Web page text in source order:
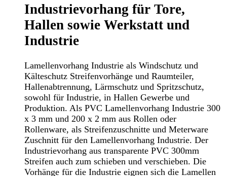
Industrievorhang für Tore,
Hallen sowie Werkstatt und
Industrie
Lamellenvorhang Industrie als Windschutz und
Kälteschutz Streifenvorhänge und Raumteiler,
Hallenabtrennung, Lärmschutz und Spritzschutz,
sowohl für Industrie, in Hallen Gewerbe und
Produktion. Als PVC Lamellenvorhang Industrie 300
x 3 mm und 200 x 2 mm aus Rollen oder
Rollenware, als Streifenzuschnitte und Meterware
Zuschnitt für den Lamellenvorhang Industrie. Der
Industrievorhang aus transparente PVC 300mm
Streifen auch zum schieben und verschieben. Die
Vorhänge für die Industrie eignen sich die Lamellen